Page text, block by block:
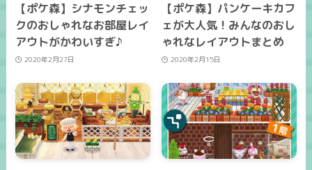
【ポケ森】シナモンチェッ
クのおしゃれなお部屋レイ
アウトがかわいすぎ♪
2020年2月27日
【ポケ森】パンケーキカフ
ェが大人気！みんなのおし
ゃれなレイアウトまとめ
2020年2月15日